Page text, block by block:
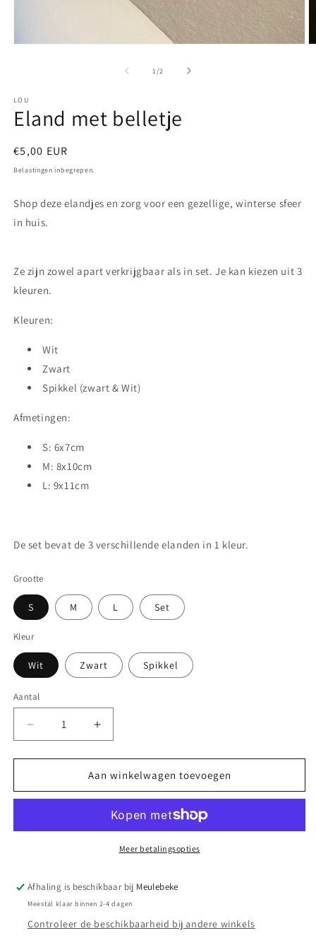
1 /van
2
LOU
Eland met belletje
Normale
prijs
€5,00 EUR
Belastingen inbegrepen.
Shop deze elandjes en zorg voor een gezellige, winterse sfeer
in huis.
Ze zijn zowel apart verkrijgbaar als in set. Je kan kiezen uit 3
kleuren.
Kleuren:
Wit
Zwart
Spikkel (zwart & Wit)
Afmetingen:
S: 6x7cm
M: 8x10cm
L: 9x11cm
De set bevat de 3 verschillende elanden in 1 kleur.
Grootte
S M L Set
Kleur
Wit Zwart Spikkel
Aantal
Aantal
Aantal
verlagen
voor
met
Aantal
verhogen
voor
Eland
met
Aan winkelwagen toevoegen
Meer betalingsopties
Afhaling is beschikbaar bij Meulebeke
Meestal klaar binnen 2-4 dagen
Controleer de beschikbaarheid bij andere winkels